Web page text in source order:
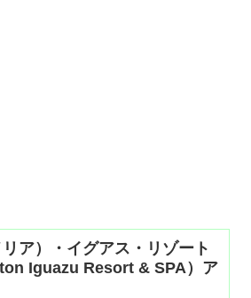
ア）・イグアス・リゾート
Iguazu Resort & SPA）ア